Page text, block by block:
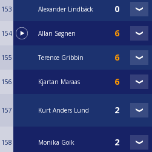
153 Alexander Lindbäck
154 Allan Søgnen
155 Terence Gribbin
156 Kjartan Maraas
157 Kurt Anders Lund
158 Monika Goik